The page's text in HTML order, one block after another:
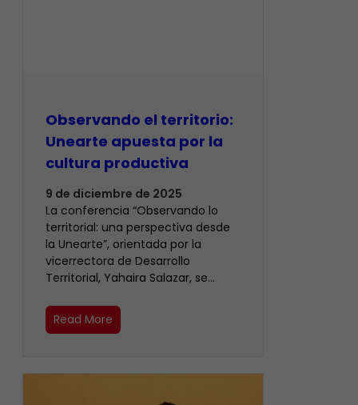
Observando el territorio:
Unearte apuesta por la
cultura productiva
9 de diciembre de 2025
La conferencia “Observando lo
territorial: una perspectiva desde
la Unearte”, orientada por la
vicerrectora de Desarrollo
Territorial, Yahaira Salazar, se…
Read More